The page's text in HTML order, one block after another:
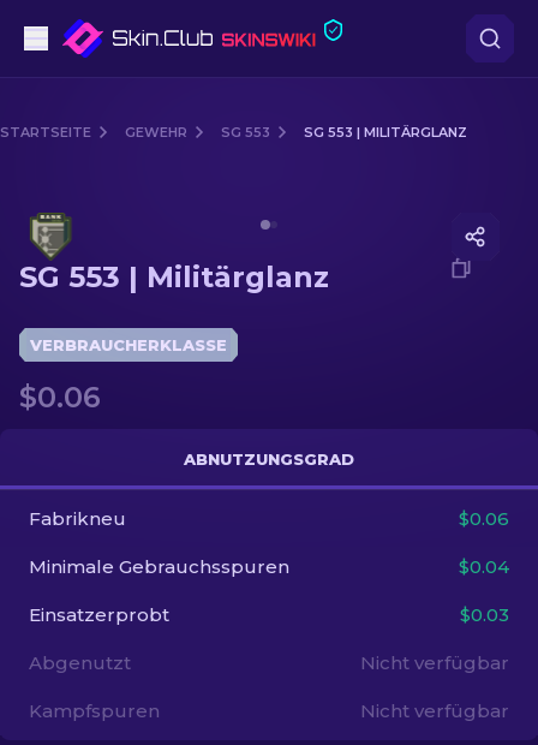
Scharfschützengewehr
Messer
Handschuh
Andere
STARTSEITE GEWEHR SG 553 SG 553 | MILITÄRGLANZ
SG 553 | Militärglanz
VERBRAUCHERKLASSE
$0.06
ABNUTZUNGSGRAD
Fabrikneu $0.06
Minimale Gebrauchsspuren $0.04
Einsatzerprobt $0.03
Abgenutzt Nicht verfügbar
Kampfspuren Nicht verfügbar